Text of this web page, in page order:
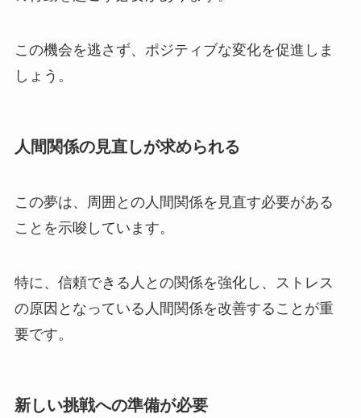
この機会を逃さず、ポジティブな変化を促進しま
しょう。
人間関係の見直しが求められる
この夢は、周囲との人間関係を見直す必要がある
ことを示唆しています。
特に、信頼できる人との関係を強化し、ストレス
の原因となっている人間関係を改善することが重
要です。
新しい挑戦への準備が必要